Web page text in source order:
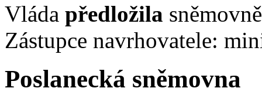
Vláda předložila
Zástupce navrhovatele:
Poslanecká sněmovna